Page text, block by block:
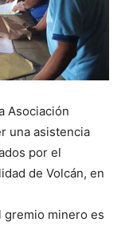
Asociación
una asistencia
por el
de Volcán, en
gremio minero es